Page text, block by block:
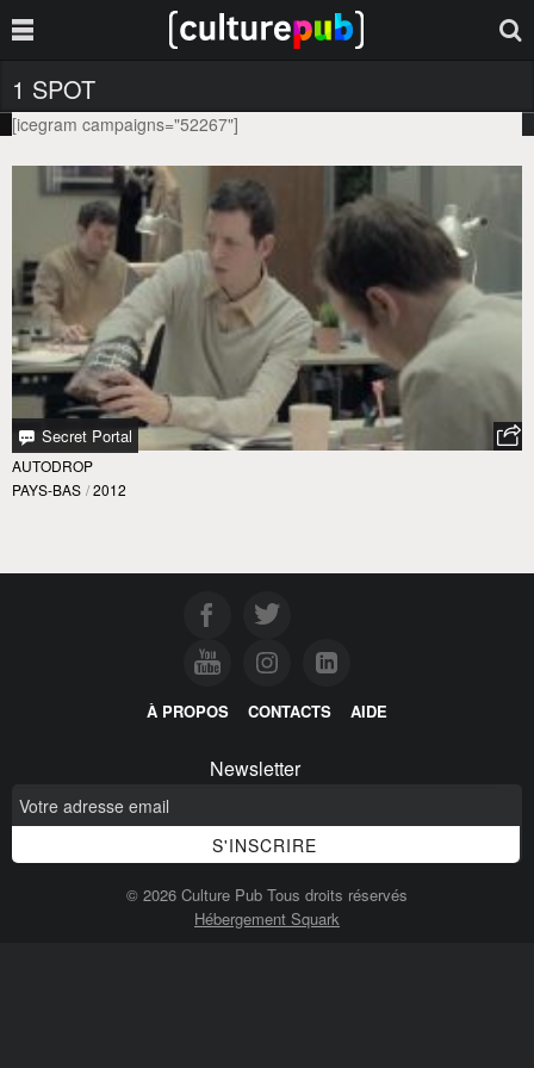
1 SPOT
[icegram campaigns="52267"]
Secret Portal
AUTODROP
PAYS-BAS / 2012
À PROPOS CONTACTS AIDE
Newsletter
© 2026 Culture Pub Tous droits réservés
Hébergement Squark